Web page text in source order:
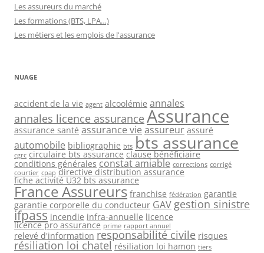
Les assureurs du marché
Les formations (BTS, LPA…)
Les métiers et les emplois de l'assurance
NUAGE
accident de la vie agent alcoolémie annales
annales licence assurance Assurance
assurance santé assurance vie assureur assuré
automobile bibliographie bts bts assurance
cgrc circulaire bts assurance clause bénéficiaire
conditions générales constat amiable corrections corrigé
courtier cpap directive distribution assurance
fiche activité U32 bts assurance
France Assureurs franchise fédération garantie
garantie corporelle du conducteur GAV gestion sinistre
ifpass incendie infra-annuelle licence
licence pro assurance prime rapport annuel
relevé d'information responsabilité civile risques
résiliation loi chatel résiliation loi hamon tiers